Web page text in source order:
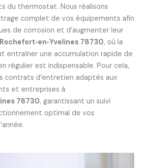
du thermostat. Nous réalisons
complet de vos équipements afin
de corrosion et d’augmenter leur
Rochefort‑en‑Yvelines 78730, où la
entraîner une accumulation rapide de
régulier est indispensable. Pour cela,
contrats d’entretien adaptés aux
et entreprises à
78730, garantissant un suivi
optimal de vos